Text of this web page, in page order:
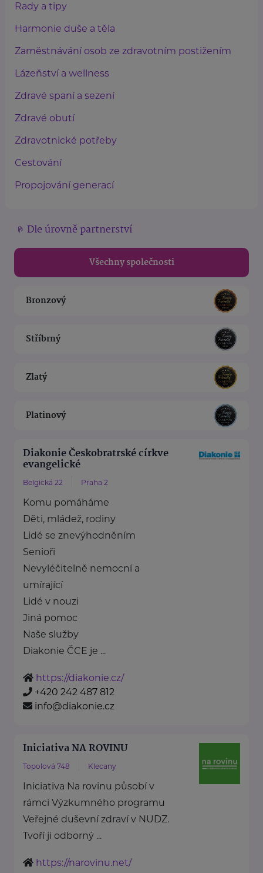
Rady a tipy
Harmonie duše a těla
Zaměstnávání osob ze zdravotním postižením
Lázeňství a wellness
Zdravé spaní a sezení
Zdravé obutí
Zdravotnické potřeby
Cestování
Propojování generací
Dle úrovně partnerství
Všechny společnosti
Bronzový
Stříbrný
Zlatý
Platinový
Diakonie Českobratrské církve
evangelické
Belgická 22 Praha 2
Komu pomáháme
Děti, mládež, rodiny
Lidé se znevýhodněním
Senioři
Nevyléčitelně nemocní a
umírající
Lidé v nouzi
Jiná pomoc
Naše služby
Diakonie ČCE je ...
https://diakonie.cz/
+420 242 487 812
info@diakonie.cz
Iniciativa NA ROVINU
Topolová 748 Klecany
Iniciativa Na rovinu působí v
rámci Výzkumného programu
Veřejné duševní zdraví v NUDZ.
Tvoří ji odborný ...
https://narovinu.net/